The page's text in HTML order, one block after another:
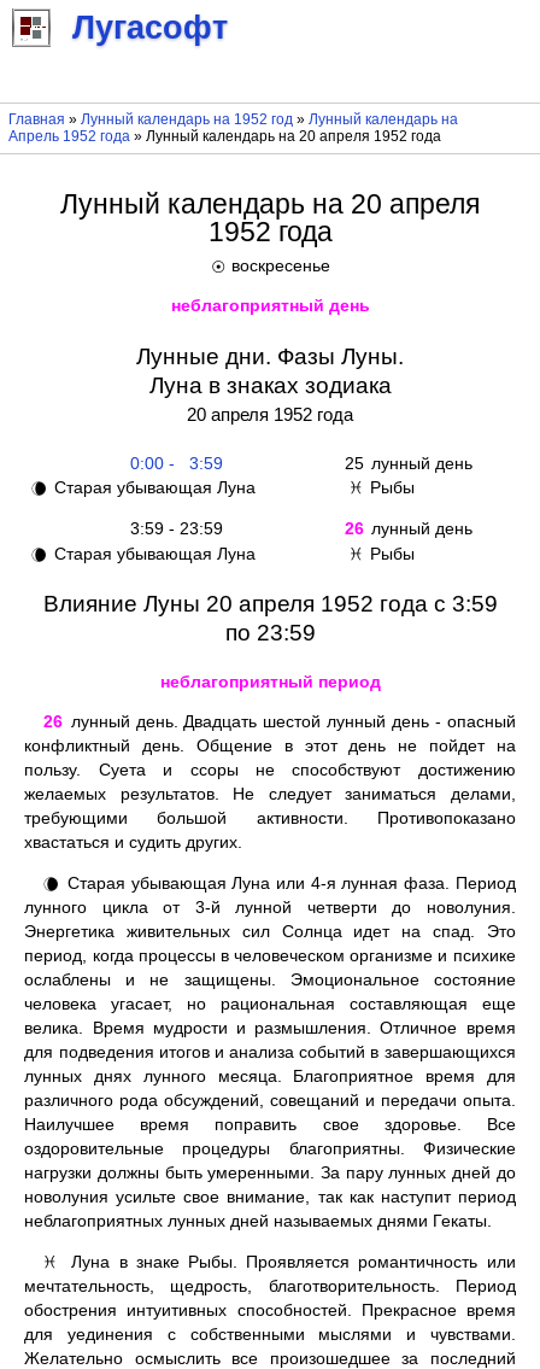
Лугасофт
Главная » Лунный календарь на 1952 год» Лунный календарь на
Апрель 1952 года» Лунный календарь на 20 апреля 1952 года
Лунный календарь на 20 апреля
1952 года
☉ воскресенье
неблагоприятный день
Лунные дни. Фазы Луны.
Луна в знаках зодиака
20 апреля 1952 года
0:00 - 3:59 25 лунный день
🌘 Старая убывающая Луна ♓ Рыбы
3:59 - 23:59 26 лунный день
🌘 Старая убывающая Луна ♓ Рыбы
Влияние Луны 20 апреля 1952 года с 3:59
по 23:59
неблагоприятный период
26 лунный день. Двадцать шестой лунный день - опасный
конфликтный день. Общение в этот день не пойдет на
пользу. Суета и ссоры не способствуют достижению
желаемых результатов. Не следует заниматься делами,
требующими большой активности. Противопоказано
хвастаться и судить других.
🌘 Старая убывающая Луна или 4-я лунная фаза. Период
лунного цикла от 3-й лунной четверти до новолуния.
Энергетика живительных сил Солнца идет на спад. Это
период, когда процессы в человеческом организме и психике
ослаблены и не защищены. Эмоциональное состояние
человека угасает, но рациональная составляющая еще
велика. Время мудрости и размышления. Отличное время
для подведения итогов и анализа событий в завершающихся
лунных днях лунного месяца. Благоприятное время для
различного рода обсуждений, совещаний и передачи опыта.
Наилучшее время поправить свое здоровье. Все
оздоровительные процедуры благоприятны. Физические
нагрузки должны быть умеренными. За пару лунных дней до
новолуния усильте свое внимание, так как наступит период
неблагоприятных лунных дней называемых днями Гекаты.
♓
Луна в знаке Рыбы. Проявляется романтичность или
мечтательность, щедрость, благотворительность. Период
обострения интуитивных способностей. Прекрасное время
для уединения с собственными мыслями и чувствами.
Желательно осмыслить все произошедшее за последний